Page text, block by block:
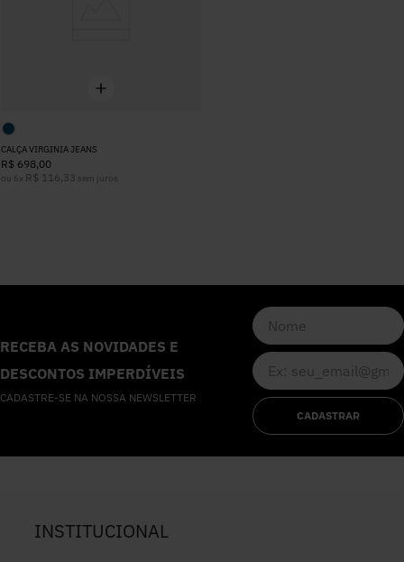
CALÇA VIRGINIA JEANS
R$ 698,00
ou 6 x R$ 116, 33 sem juros
RECEBA AS NOVIDADES E
DESCONTOS IMPERDÍVEIS
CADASTRE-SE NA NOSSA NEWSLETTER
CADASTRAR
INSTITUCIONAL